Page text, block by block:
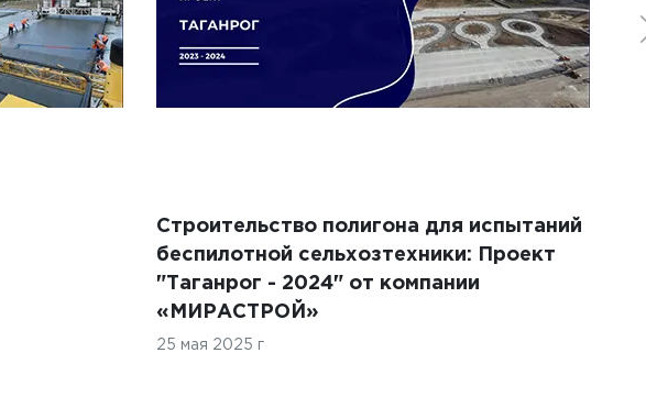
Строительство полигона для испытаний
беспилотной сельхозтехники: Проект
"Таганрог - 2024" от компании
«МИРАСТРОЙ»
25 мая 2025 г